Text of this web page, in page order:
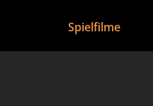
Spielfilme